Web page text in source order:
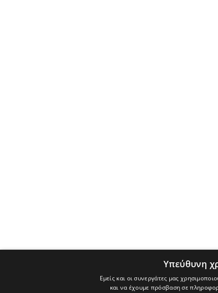
Υπεύθυνη
Εμείς και οι συνεργάτες μας
και να έχουμε πρόσβαση σε